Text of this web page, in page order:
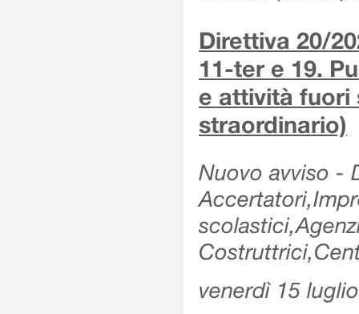
Direttiva 20/
11-ter e 19.
e attività fuori
straordinario)
Nuovo avviso -
venerdì 15